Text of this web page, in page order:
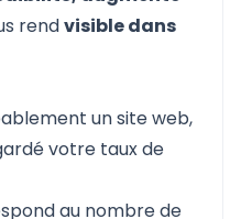
rendvisible dans
un site web,
votre taux de
au nombre de